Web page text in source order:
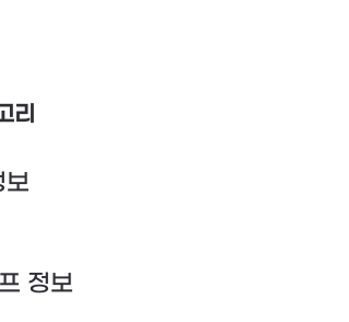
리
정보